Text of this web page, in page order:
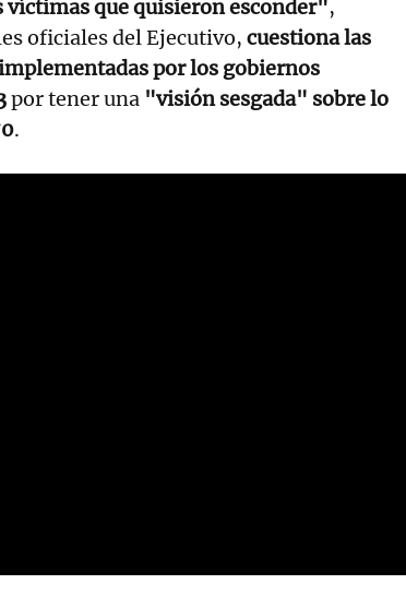
víctimas que quisieron esconder",
oficiales del Ejecutivo, cuestiona las
por los gobiernos
por tener una "visión sesgada" sobre lo
.